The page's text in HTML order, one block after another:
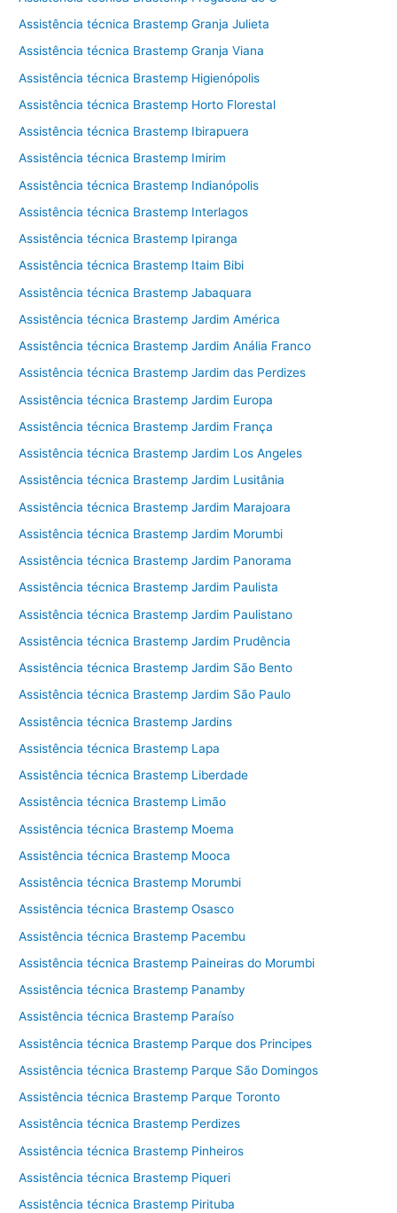
Assistência técnica Brastemp Granja Julieta
Assistência técnica Brastemp Granja Viana
Assistência técnica Brastemp Higienópolis
Assistência técnica Brastemp Horto Florestal
Assistência técnica Brastemp Ibirapuera
Assistência técnica Brastemp Imirim
Assistência técnica Brastemp Indianópolis
Assistência técnica Brastemp Interlagos
Assistência técnica Brastemp Ipiranga
Assistência técnica Brastemp Itaim Bibi
Assistência técnica Brastemp Jabaquara
Assistência técnica Brastemp Jardim América
Assistência técnica Brastemp Jardim Anália Franco
Assistência técnica Brastemp Jardim das Perdizes
Assistência técnica Brastemp Jardim Europa
Assistência técnica Brastemp Jardim França
Assistência técnica Brastemp Jardim Los Angeles
Assistência técnica Brastemp Jardim Lusitânia
Assistência técnica Brastemp Jardim Marajoara
Assistência técnica Brastemp Jardim Morumbi
Assistência técnica Brastemp Jardim Panorama
Assistência técnica Brastemp Jardim Paulista
Assistência técnica Brastemp Jardim Paulistano
Assistência técnica Brastemp Jardim Prudência
Assistência técnica Brastemp Jardim São Bento
Assistência técnica Brastemp Jardim São Paulo
Assistência técnica Brastemp Jardins
Assistência técnica Brastemp Lapa
Assistência técnica Brastemp Liberdade
Assistência técnica Brastemp Limão
Assistência técnica Brastemp Moema
Assistência técnica Brastemp Mooca
Assistência técnica Brastemp Morumbi
Assistência técnica Brastemp Osasco
Assistência técnica Brastemp Pacembu
Assistência técnica Brastemp Paineiras do Morumbi
Assistência técnica Brastemp Panamby
Assistência técnica Brastemp Paraíso
Assistência técnica Brastemp Parque dos Principes
Assistência técnica Brastemp Parque São Domingos
Assistência técnica Brastemp Parque Toronto
Assistência técnica Brastemp Perdizes
Assistência técnica Brastemp Pinheiros
Assistência técnica Brastemp Piqueri
Assistência técnica Brastemp Pirituba